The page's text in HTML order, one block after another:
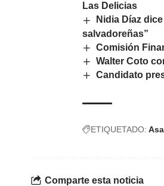
Las Delicias
Nidia Díaz
salvadoreñas”
Comisión
Walter Coto
Candidato
ETIQUETADO:
Comparte esta noticia